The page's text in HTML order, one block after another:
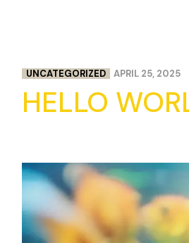
UNCATEGORIZED APRIL 25, 2025
HELLO